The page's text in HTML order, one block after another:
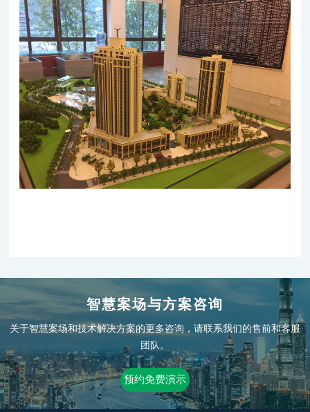
智慧案场与方案咨询
关于智慧案场和技术解决方案的更多咨询，请联系我们的售前和客服
团队。
预约免费演示